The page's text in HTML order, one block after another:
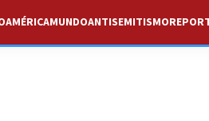
MUNDOANTISEMITISMO